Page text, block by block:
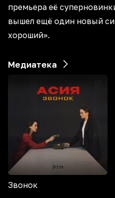
премьера её
вышел ещё один новый
хороший».
Медиатека
Звонок